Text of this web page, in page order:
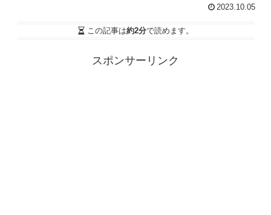
2023.10.05
この記事は約2分で読めます。
スポンサーリンク